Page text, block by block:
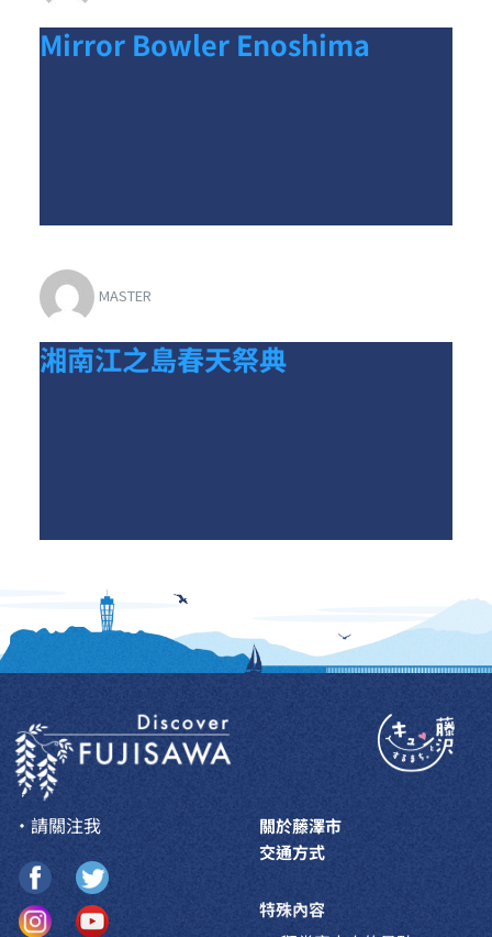
Mirror Bowler Enoshima
MASTER
湘南江之島春天祭典
關於藤澤市
交通方式
特殊內容
・請關注我